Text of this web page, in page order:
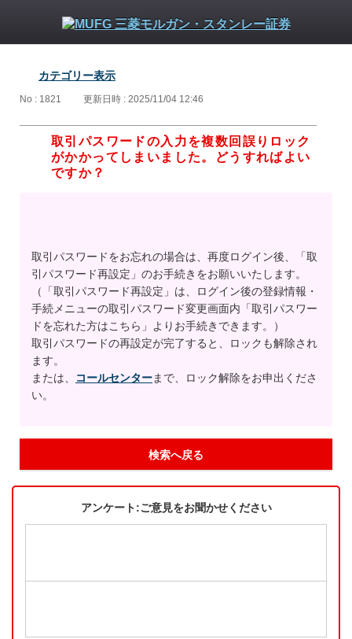
カテゴリー表示
No : 1821 更新日時 : 2025/11/04 12:46
取引パスワードの入力を複数回誤りロック
がかかってしまいました。どうすればよい
ですか？
取引パスワードをお忘れの場合は、再度ログイン後、「取
引パスワード再設定」のお手続きをお願いいたします。
（「取引パスワード再設定」は、ログイン後の登録情報・
手続メニューの取引パスワード変更画面内「取引パスワー
ドを忘れた方はこちら」よりお手続きできます。）
取引パスワードの再設定が完了すると、ロックも解除され
ます。
または、
コールセンターまで、ロック解除をお申出くださ
い。
検索へ戻る
アンケート:ご意見をお聞かせください